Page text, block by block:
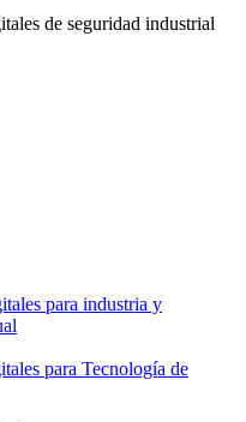
de seguridad industrial
para industria y
para Tecnología de